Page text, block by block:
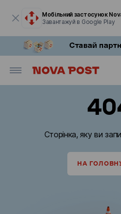
Мобільний застосунок
Завантажуй в Google Play
Сторінка, яку ви
НА